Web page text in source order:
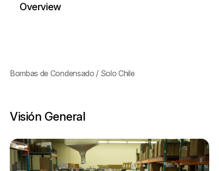
Overview
Bombas de Condensado / Solo Chile
Visión General